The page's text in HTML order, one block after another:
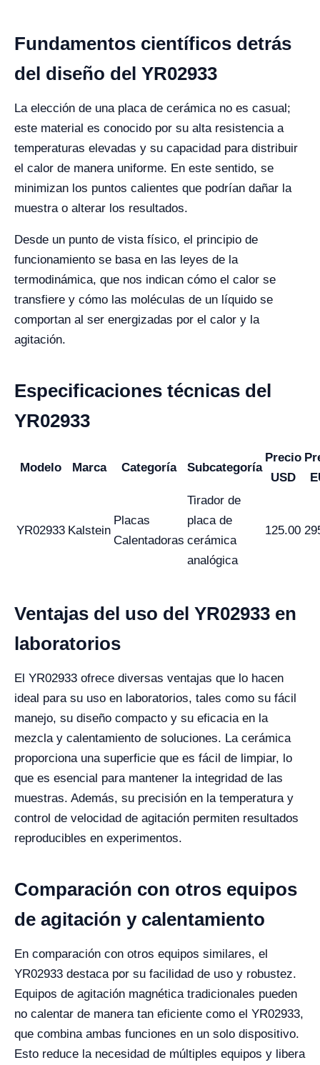
Fundamentos científicos detrás
del diseño del YR02933
La elección de una placa de cerámica no es casual;
este material es conocido por su alta resistencia a
temperaturas elevadas y su capacidad para distribuir
el calor de manera uniforme. En este sentido, se
minimizan los puntos calientes que podrían dañar la
muestra o alterar los resultados.
Desde un punto de vista físico, el principio de
funcionamiento se basa en las leyes de la
termodinámica, que nos indican cómo el calor se
transfiere y cómo las moléculas de un líquido se
comportan al ser energizadas por el calor y la
agitación.
Especificaciones técnicas del
YR02933
Modelo Marca Categoría Subcategoría
Precio
USD
YR02933 Kalstein
Placas
Calentadoras
Tirador de
placa de
cerámica
analógica
125.00
Ventajas del uso del YR02933 en
laboratorios
El YR02933 ofrece diversas ventajas que lo hacen
ideal para su uso en laboratorios, tales como su fácil
manejo, su diseño compacto y su eficacia en la
mezcla y calentamiento de soluciones. La cerámica
proporciona una superficie que es fácil de limpiar, lo
que es esencial para mantener la integridad de las
muestras. Además, su precisión en la temperatura y
control de velocidad de agitación permiten resultados
reproducibles en experimentos.
Comparación con otros equipos
de agitación y calentamiento
En comparación con otros equipos similares, el
YR02933 destaca por su facilidad de uso y robustez.
Equipos de agitación magnética tradicionales pueden
no calentar de manera tan eficiente como el YR02933,
que combina ambas funciones en un solo dispositivo.
Esto reduce la necesidad de múltiples equipos y libera